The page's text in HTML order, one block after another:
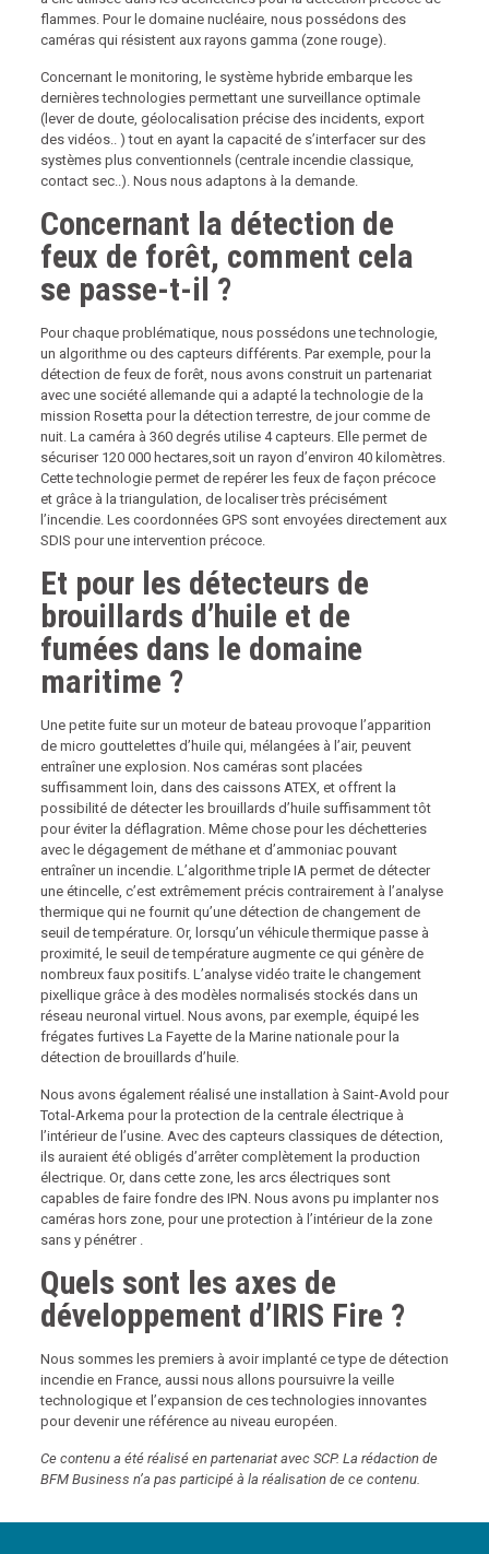
flammes. Pour le domaine nucléaire, nous possédons des
caméras qui résistent aux rayons gamma (zone rouge).
Concernant le monitoring, le système hybride embarque les
dernières technologies permettant une surveillance optimale
(lever de doute, géolocalisation précise des incidents, export
des vidéos.. ) tout en ayant la capacité de s’interfacer sur des
systèmes plus conventionnels (centrale incendie classique,
contact sec..). Nous nous adaptons à la demande.
Concernant la détection de
feux de forêt, comment cela
se passe-t-il ?
Pour chaque problématique, nous possédons une technologie,
un algorithme ou des capteurs différents. Par exemple, pour la
détection de feux de forêt, nous avons construit un partenariat
avec une société allemande qui a adapté la technologie de la
mission Rosetta pour la détection terrestre, de jour comme de
nuit. La caméra à 360 degrés utilise 4 capteurs. Elle permet de
sécuriser 120 000 hectares,soit un rayon d’environ 40 kilomètres.
Cette technologie permet de repérer les feux de façon précoce
et grâce à la triangulation, de localiser très précisément
l’incendie. Les coordonnées GPS sont envoyées directement aux
SDIS pour une intervention précoce.
Et pour les détecteurs de
brouillards d’huile et de
fumées dans le domaine
maritime ?
Une petite fuite sur un moteur de bateau provoque l’apparition
de micro gouttelettes d’huile qui, mélangées à l’air, peuvent
entraîner une explosion. Nos caméras sont placées
suffisamment loin, dans des caissons ATEX, et offrent la
possibilité de détecter les brouillards d’huile suffisamment tôt
pour éviter la déflagration. Même chose pour les déchetteries
avec le dégagement de méthane et d’ammoniac pouvant
entraîner un incendie. L’algorithme triple IA permet de détecter
une étincelle, c’est extrêmement précis contrairement à l’analyse
thermique qui ne fournit qu’une détection de changement de
seuil de température. Or, lorsqu’un véhicule thermique passe à
proximité, le seuil de température augmente ce qui génère de
nombreux faux positifs. L’analyse vidéo traite le changement
pixellique grâce à des modèles normalisés stockés dans un
réseau neuronal virtuel. Nous avons, par exemple, équipé les
frégates furtives La Fayette de la Marine nationale pour la
détection de brouillards d’huile.
Nous avons également réalisé une installation à Saint-Avold pour
Total-Arkema pour la protection de la centrale électrique à
l’intérieur de l’usine. Avec des capteurs classiques de détection,
ils auraient été obligés d’arrêter complètement la production
électrique. Or, dans cette zone, les arcs électriques sont
capables de faire fondre des IPN. Nous avons pu implanter nos
caméras hors zone, pour une protection à l’intérieur de la zone
sans y pénétrer .
Quels sont les axes de
développement d’IRIS Fire ?
Nous sommes les premiers à avoir implanté ce type de détection
incendie en France, aussi nous allons poursuivre la veille
technologique et l’expansion de ces technologies innovantes
pour devenir une référence au niveau européen.
Ce contenu a été réalisé en partenariat avec SCP. La rédaction de
BFM Business n’a pas participé à la réalisation de ce contenu.